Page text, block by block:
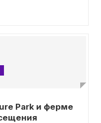
Park и ферме